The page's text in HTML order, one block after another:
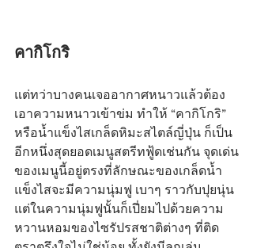
คากิโกริ
แต่ทว่าบางคนเจออากาศหนาวแล้วต้อง
เอาความหนาวเข้าข่ม ทำให้ “คากิโกริ”
หรือน้ำแข็งไสเกล็ดหิมะสไตล์ญี่ปุ่น ก็เป็น
อีกหนึ่งสุดยอดเมนูสตรีทฟู้ดเช่นกัน จุดเด่น
ของเมนูนี้อยู่ตรงที่ลักษณะของเกล็ดน้ำ
แข็งไสจะมีความนุ่มฟู เบาๆ ราวกับปุยนุ่น
แต่ในความนุ่มฟูนั้นก็เปี่ยมไปด้วยความ
หวานหอมของไซรัปรสชาติต่างๆ ที่ติด